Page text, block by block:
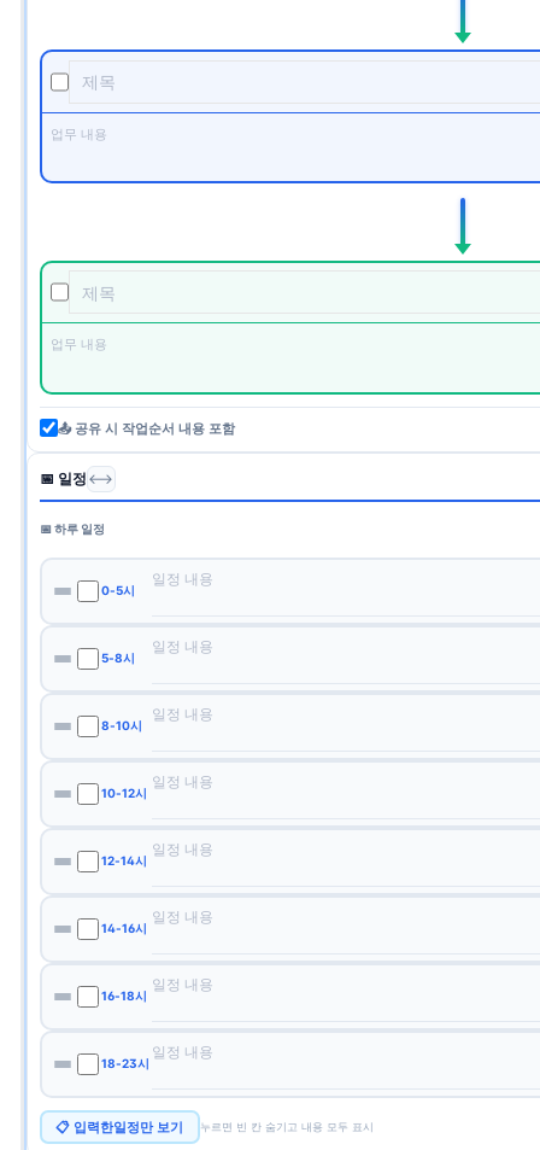
📤 공유 시 작업순서 내용 포함
📅 일정 ⟷
📅 하루 일정
0-5시
5-8시
8-10시
10-12시
12-14시
14-16시
16-18시
18-23시
📋 입력한일정만 보기 누르면 빈 칸 숨기고 내용 모두 표시